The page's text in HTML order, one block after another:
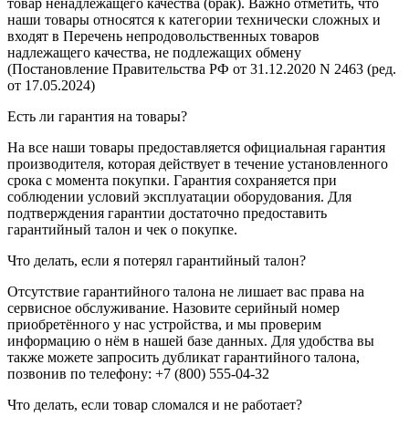
товар ненадлежащего качества (брак). Важно отметить, что
наши товары относятся к категории технически сложных и
входят в Перечень непродовольственных товаров
надлежащего качества, не подлежащих обмену
(Постановление Правительства РФ от 31.12.2020 N 2463 (ред.
от 17.05.2024)
Есть ли гарантия на товары?
На все наши товары предоставляется официальная гарантия
производителя, которая действует в течение установленного
срока с момента покупки. Гарантия сохраняется при
соблюдении условий эксплуатации оборудования. Для
подтверждения гарантии достаточно предоставить
гарантийный талон и чек о покупке.
Что делать, если я потерял гарантийный талон?
Отсутствие гарантийного талона не лишает вас права на
сервисное обслуживание. Назовите серийный номер
приобретённого у нас устройства, и мы проверим
информацию о нём в нашей базе данных. Для удобства вы
также можете запросить дубликат гарантийного талона,
позвонив по телефону: +7 (800) 555-04-32
Что делать, если товар сломался и не работает?